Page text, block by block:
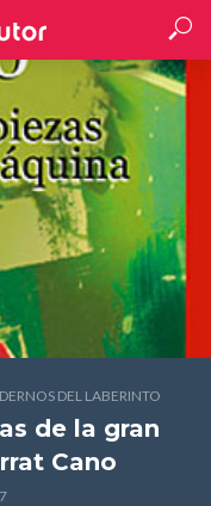
DEL LABERINTO
de la gran
Cano